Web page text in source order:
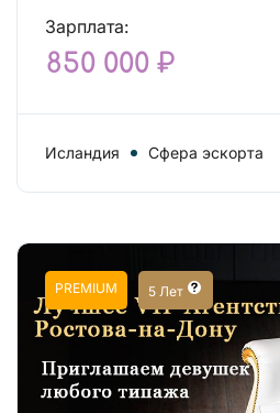
Зарплата:
850 000 ₽
Исландия Сфера эскорта
PREMIUM 5 Лет